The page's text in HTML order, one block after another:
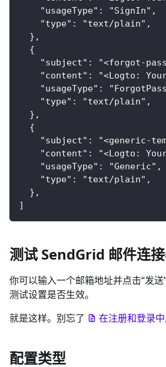
    "usageType": "SignIn",
    "type": "text/plain",
  },
  {
"subject": "<forgot-
"content": "<Logto:
"usageType":
    "type": "text/plain",
  },
  {
"subject": "<generic-
"content": "<Logto:
    "usageType": "Generic",
    "type": "text/plain",
  },
]
测试 SendGrid 邮件连
你可以输入一个邮箱地址并点击“发送
测试设置是否生效。
就是这样。别忘了
在注册和登录
配置类型